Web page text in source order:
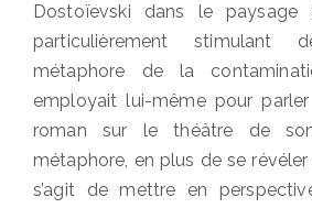
Dostoïevski dans le paysage
particulièrement stimulant
métaphore de la
employait lui-même pour
roman sur le théâtre de
métaphore, en plus de se
s’agit de mettre en